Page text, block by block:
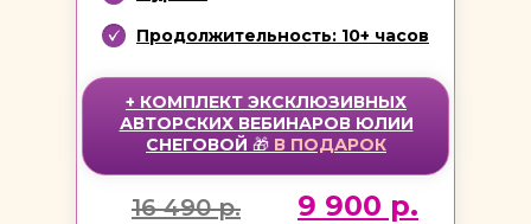
+ КОМПЛЕКТ ЭКСКЛЮЗИВНЫХ
АВТОРСКИХ ВЕБИНАРОВ ЮЛИИ
СНЕГОВОЙ 🎁 В ПОДАРОК
9 900 р.
16 490 р.
Продолжительность: 10+ часов